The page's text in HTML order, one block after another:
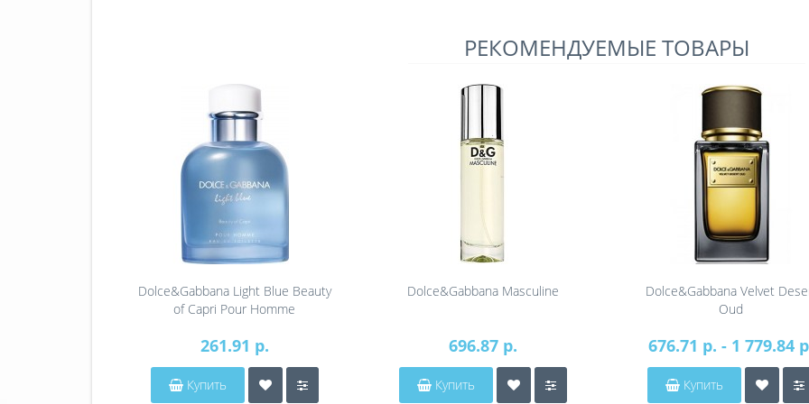
РЕКОМЕНДУЕМЫЕ ТОВАРЫ
Dolce&Gabbana Light Blue Beauty
of Capri Pour Homme
261.91 р.
Купить
Dolce&Gabbana Masculine
696.87 р.
Купить
Dolce&Gabbana Velvet
Oud
676.71 р. - 1 779.84
Купить